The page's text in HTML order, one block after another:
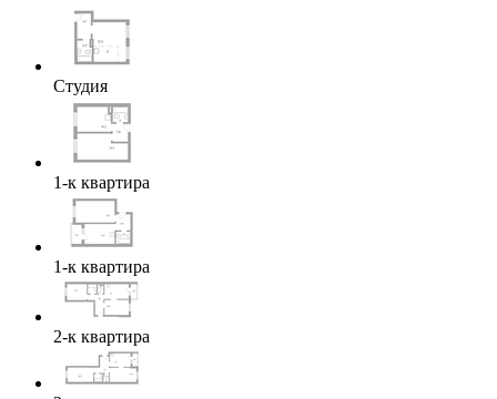
Студия
1-к квартира
1-к квартира
2-к квартира